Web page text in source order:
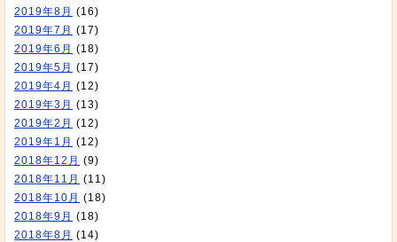
2019年8月 (16)
2019年7月 (17)
2019年6月 (18)
2019年5月 (17)
2019年4月 (12)
2019年3月 (13)
2019年2月 (12)
2019年1月 (12)
2018年12月 (9)
2018年11月 (11)
2018年10月 (18)
2018年9月 (18)
2018年8月 (14)